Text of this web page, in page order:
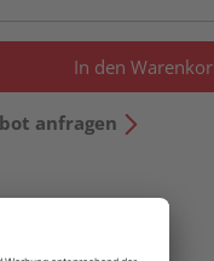
In den
anfragen